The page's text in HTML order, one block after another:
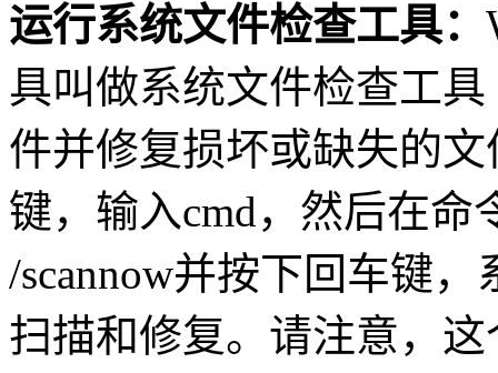
运行系统文件检查工具：
具叫做系统文件检查工
件并修复损坏或缺失的
键，输入cmd，然后在命
/scannow并按下回车键
扫描和修复。请注意，